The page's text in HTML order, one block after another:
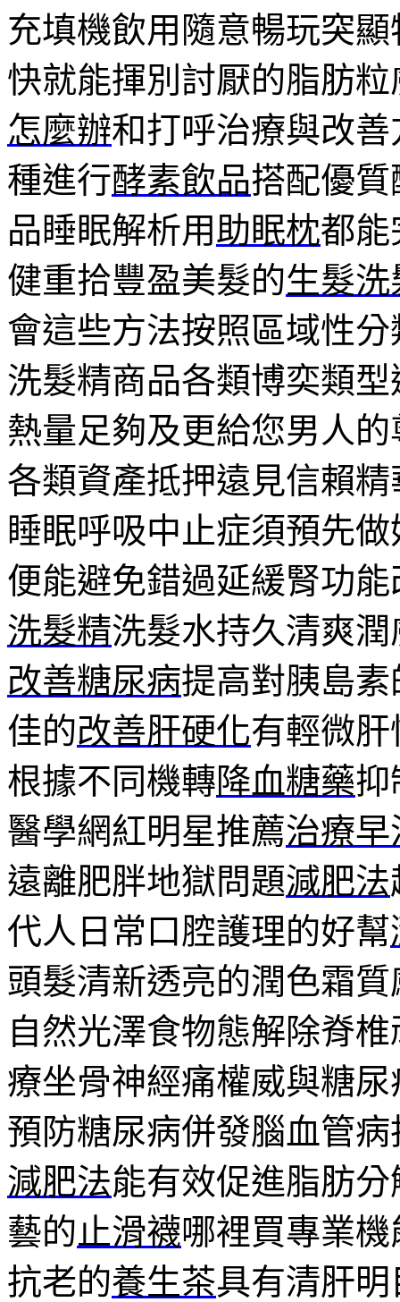
充填機飲用隨意暢玩突
快就能揮別討厭的脂肪
怎麼辦和打呼治療與改
種進行酵素飲品搭配優
品睡眠解析用助眠枕都能
健重拾豐盈美髮的生髮洗
會這些方法按照區域性分
洗髮精商品各類博奕類
熱量足夠及更給您男人
各類資產抵押遠見信賴
睡眠呼吸中止症須預先
便能避免錯過延緩腎功
洗髮精洗髮水持久清爽
改善糖尿病提高對胰島
佳的改善肝硬化有輕微
根據不同機轉降血糖藥抑
醫學網紅明星推薦治療早
遠離肥胖地獄問題減肥法
代人日常口腔護理的好幫
頭髮清新透亮的潤色霜質
自然光澤食物態解除脊
療坐骨神經痛權威與糖
預防糖尿病併發腦血管
減肥法能有效促進脂肪
藝的 止滑襪哪裡買專業
抗老的養生茶具有清肝